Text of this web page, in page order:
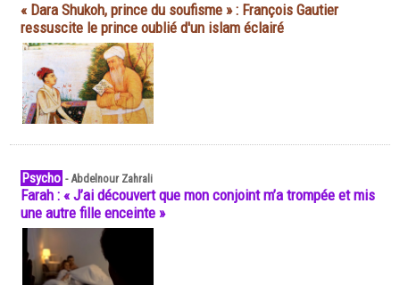
« Dara Shukoh, prince du soufisme » : François Gautier
ressuscite le prince oublié d'un islam éclairé
Psycho -Abdelnour Zahrali
Farah : « J’ai découvert que mon conjoint m’a trompée et mis
une autre fille enceinte »